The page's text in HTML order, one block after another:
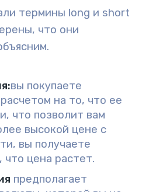
термины long и short
что они
вы покупаете
на то, что ее
, что позволит вам
высокой цене с
вы получаете
что цена растет.
предполагает